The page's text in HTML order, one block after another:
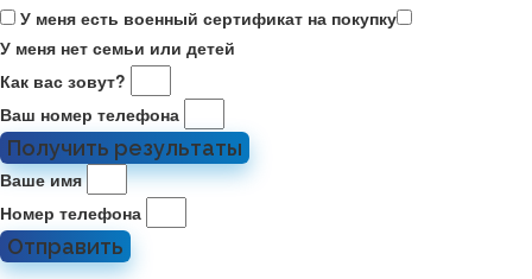
У меня есть военный сертификат на покупку
У меня нет семьи или детей
Как вас зовут?
Ваш номер телефона
Получить результаты
Ваше имя
Номер телефона
Отправить